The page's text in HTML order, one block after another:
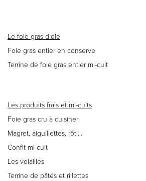
Le foie gras d’oie
Foie gras entier en conserve
Terrine de foie gras entier mi-cuit
Les produits frais et mi-cuits
Foie gras cru à cuisiner
Magret, aiguillettes, rôti…
Confit mi-cuit
Les volailles
Terrine de pâtés et rillettes